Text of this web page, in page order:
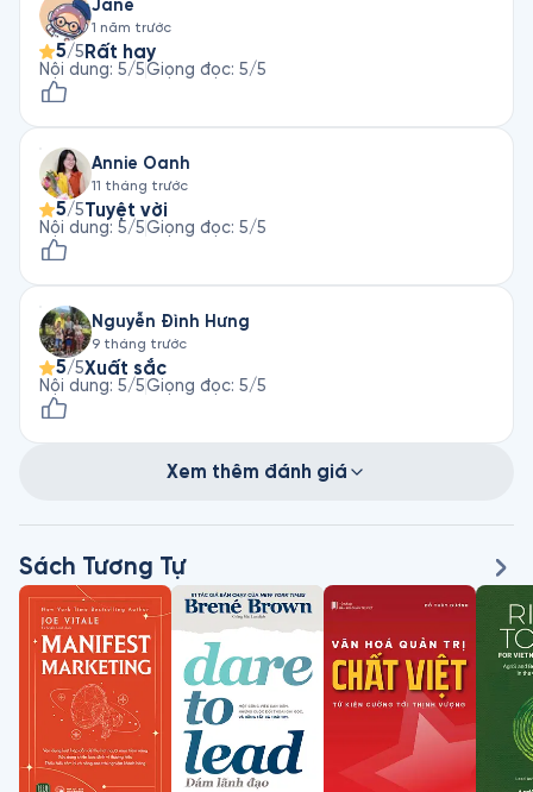
Jane
1 năm trước
5/5 Rất hay
Nội dung: 5/5Giọng đọc: 5/5
Annie Oanh
11 tháng trước
5/5Tuyệt vời
Nội dung: 5/5Giọng đọc: 5/5
Nguyễn Đình Hưng
9 tháng trước
5/5Xuất sắc
Nội dung: 5/5Giọng đọc: 5/5
Xem thêm đánh giá
Sách Tương Tự